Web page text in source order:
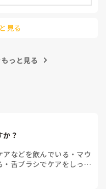
見る
っと見る
か？
アなどを飲んでいる ・ マウ
・ 舌ブラシでケアをしっか
さい)